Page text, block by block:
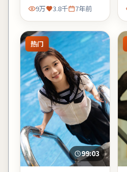
稳。
9万 3.8千 7年前
热门
99:03